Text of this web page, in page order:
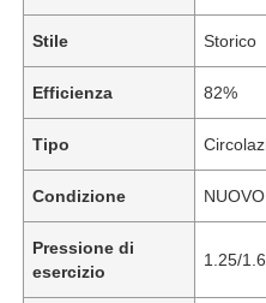
Stile Storico
Efficienza 82%
Tipo
Condizione NUOVO
Pressione di
esercizio
1.25/